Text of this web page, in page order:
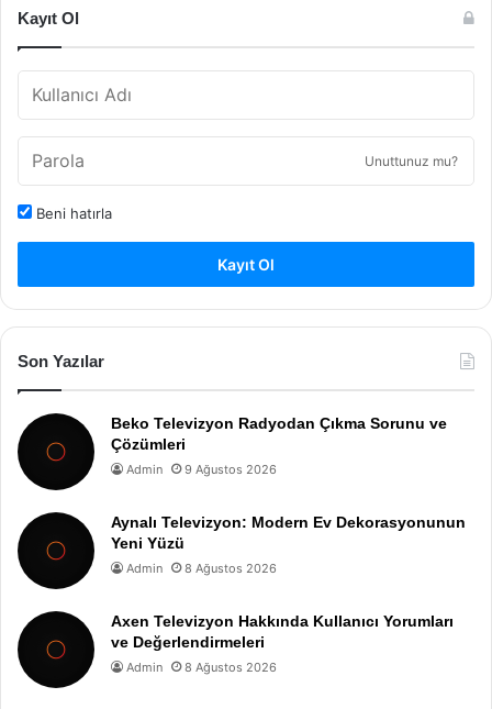
Kayıt Ol
Unuttunuz mu?
Beni hatırla
Kayıt Ol
Son Yazılar
Beko Televizyon Radyodan Çıkma Sorunu ve
Çözümleri
Admin 9 Ağustos 2026
Aynalı Televizyon: Modern Ev Dekorasyonunun
Yeni Yüzü
Admin 8 Ağustos 2026
Axen Televizyon Hakkında Kullanıcı Yorumları
ve Değerlendirmeleri
Admin 8 Ağustos 2026